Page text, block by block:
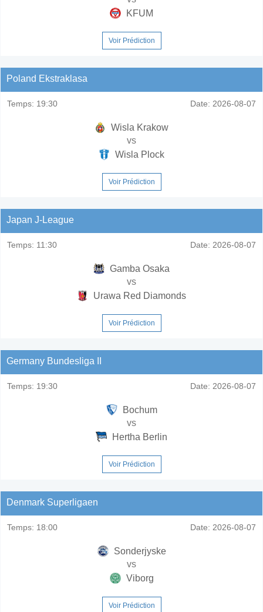
KFUM
Voir Prédiction
Poland Ekstraklasa
Temps: 19:30 Date: 2026-08-07
Wisla Krakow
vs
Wisla Plock
Voir Prédiction
Japan J-League
Temps: 11:30 Date: 2026-08-07
Gamba Osaka
vs
Urawa Red Diamonds
Voir Prédiction
Germany Bundesliga II
Temps: 19:30 Date: 2026-08-07
Bochum
vs
Hertha Berlin
Voir Prédiction
Denmark Superligaen
Temps: 18:00 Date: 2026-08-07
Sonderjyske
vs
Viborg
Voir Prédiction